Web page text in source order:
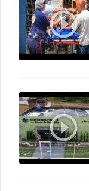
play_circle_outline
play_circle_outline